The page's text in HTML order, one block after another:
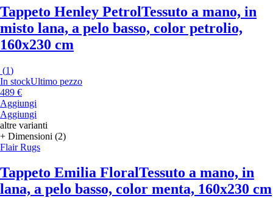
Tappeto Henley PetrolTessuto a mano, in
misto lana, a pelo basso, color petrolio,
160x230 cm
(1)
In stockUltimo pezzo
489 €
Aggiungi
Aggiungi
altre varianti
+ Dimensioni (2)
Flair Rugs
Tappeto Emilia FloralTessuto a mano, in
lana, a pelo basso, color menta, 160x230 cm